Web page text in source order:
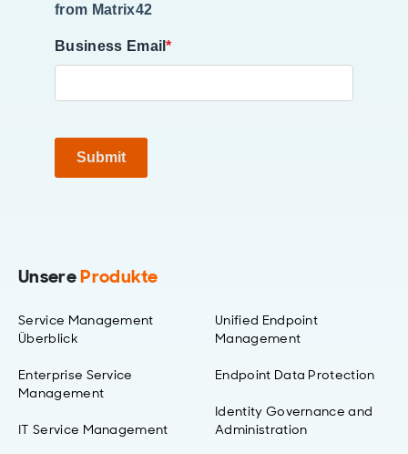
from Matrix42
Business Email*
Submit
UnsereProdukte
Service Management
Überblick
Enterprise Service
Management
IT Service Management
Unified Endpoint
Management
Endpoint Data Protection
Identity Governance and
Administration